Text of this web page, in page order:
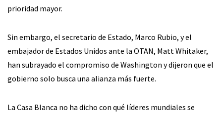
prioridad mayor.
Sin embargo, el secretario de Estado, Marco Rubio, y el
embajador de Estados Unidos ante la OTAN, Matt Whitaker,
han subrayado el compromiso de Washington y dijeron que el
gobierno solo busca una alianza más fuerte.
La Casa Blanca no ha dicho con qué líderes mundiales se